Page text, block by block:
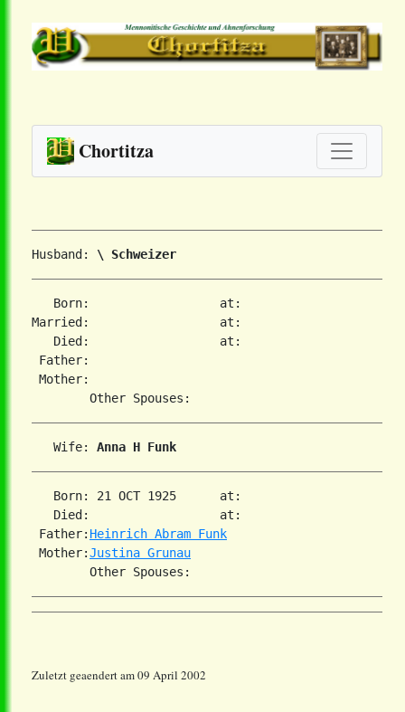
Chortitza
Husband: \ Schweizer
   Born:                  at:
Married:                  at:
   Died:                  at:
Father:
Mother:
   Wife:
Anna H Funk
   Born: 21 OCT 1925      at:
   Died:                  at:
Father: Heinrich Abram Funk
Mother:Justina Grunau
Zuletzt geaendert am 09 April 2002